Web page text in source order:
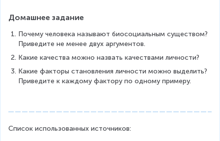
Домашнее задание
Почему человека называют биосоциальным существом?
Приведите не менее двух аргументов.
Какие качества можно назвать качествами личности?
Какие факторы становления личности можно выделить?
Приведите к каждому фактору по одному примеру.
Список использованных источников: